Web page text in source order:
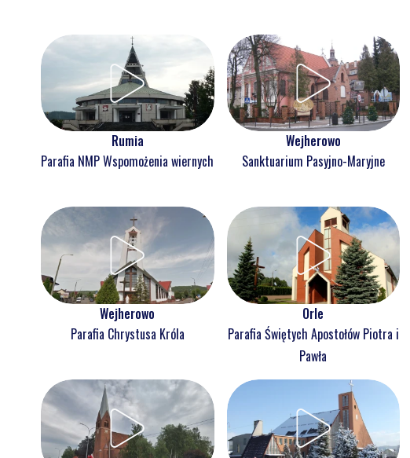
Rumia
Parafia NMP Wspomożenia wiernych
Wejherowo
Sanktuarium Pasyjno-Maryjne
Wejherowo
Parafia Chrystusa Króla
Orle
Parafia Świętych Apostołów Piotra i
Pawła